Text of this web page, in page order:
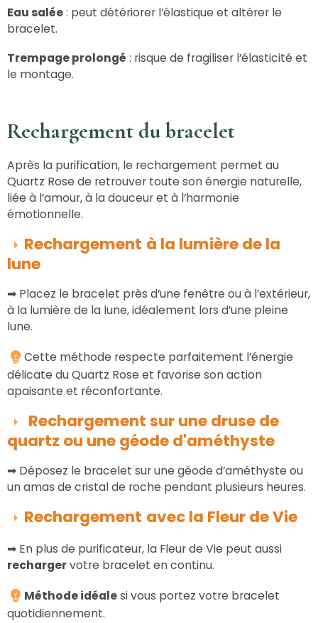
Eau salée: peut détériorer l’élastique et altérer le
bracelet.
Trempage prolongé : risque de fragiliser l’élasticité et
le montage.
Rechargement du bracelet
Après la purification, le rechargement permet au
Quartz Rose de retrouver toute son énergie naturelle,
liée à l’amour, à la douceur et à l’harmonie
émotionnelle.
Rechargement à la lumière de la
lune
➡ Placez le bracelet près d’une fenêtre ou à l’extérieur,
à la lumière de la lune, idéalement lors d’une pleine
lune.
Cette méthode respecte parfaitement l’énergie
délicate du Quartz Rose et favorise son action
apaisante et réconfortante.
Rechargement sur une druse de
quartz ou une géode d'améthyste
➡ Déposez le bracelet sur une géode d’améthyste ou
un amas de cristal de roche pendant plusieurs heures.
Rechargement avec la Fleur de Vie
➡ En plus de purificateur, la Fleur de Vie peut aussi
rechargervotre bracelet en continu.
Méthode idéalesi vous portez votre bracelet
quotidiennement.